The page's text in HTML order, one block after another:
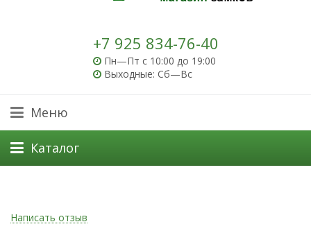
+7 925 834-76-40
Пн—Пт с 10:00 до 19:00
Выходные: Сб—Вс
Меню
Каталог
Написать отзыв